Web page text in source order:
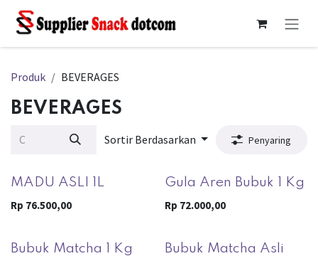
Skip ke Konten
Produk BEVERAGES
BEVERAGES
Sortir Berdasarkan Penyaring
MADU ASLI 1L
Rp 76.500,00
Gula Aren Bubuk 1 Kg
Rp 72.000,00
Bubuk Matcha 1 Kg Bubuk Matcha Asli